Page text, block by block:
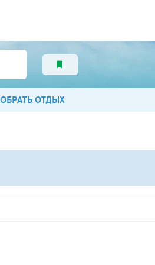
ОТДЫХ